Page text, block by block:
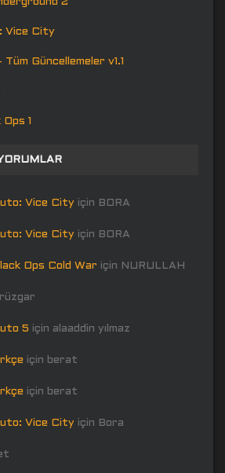
Vice City
Güncellemeler v1.1
1
Vice City için BORA
Vice City için BORA
Ops Cold War için NURULLAH
rüzgar
5 için alaaddin yılmaz
için berat
için berat
Vice City için Bora